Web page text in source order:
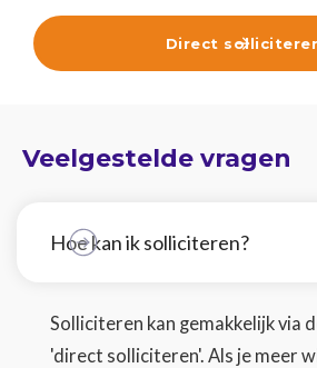
Direct 
Veelgestelde vragen
Hoe kan ik solliciteren?
Solliciteren kan gemakkelijk via
'direct solliciteren'. Als je meer